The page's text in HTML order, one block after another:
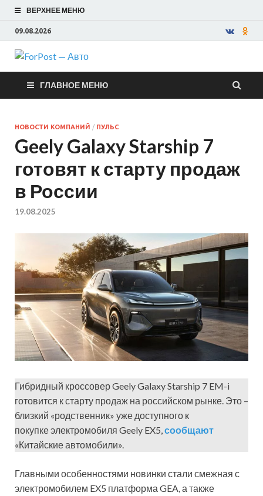
ВЕРХНЕЕ МЕНЮ
09.08.2026
ForPost —
Авто
ГЛАВНОЕ МЕНЮ
НОВОСТИ КОМПАНИЙ / ПУЛЬС
Geely Galaxy Starship 7
готовят к старту продаж
в России
19.08.2025
Гибридный кроссовер Geely Galaxy Starship 7 EM-i
готовится к старту продаж на российском рынке. Это –
близкий «родственник» уже доступного к
покупке электромобиля Geely EX5,сообщают
«Китайские автомобили».
Главными особенностями новинки стали смежная с
электромобилем EX5 платформа GEA, а также